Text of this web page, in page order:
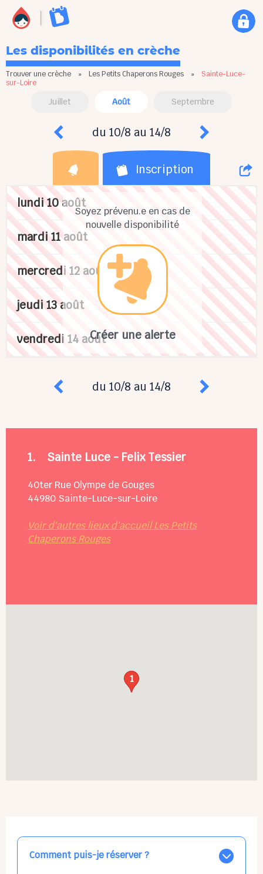
Les disponibilités en crèche
Trouver une crèche » Les Petits Chaperons Rouges » Sainte-Luce-
sur-Loire
Juillet Août Septembre
du 10/8 au 14/8
Inscription
Soyez prévenu.e en cas de
nouvelle disponibilité
Créer une alerte
lundi 10 août
mardi 11 août
mercredi 12 août
jeudi 13 août
vendredi 14 août
du 10/8 au 14/8
1. Sainte Luce - Felix Tessier
40ter Rue Olympe de Gouges
44980 Sainte-Luce-sur-Loire
Voir d'autres lieux d'accueil Les Petits
Chaperons Rouges
1
Comment puis-je réserver ?